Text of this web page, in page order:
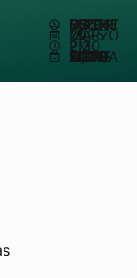
ESCRITO POR
MATHEUS REIS
MARZO 18, 2025
2:30 PM
ACTUALIZADO EN NOVIEMBRE 17, 2025